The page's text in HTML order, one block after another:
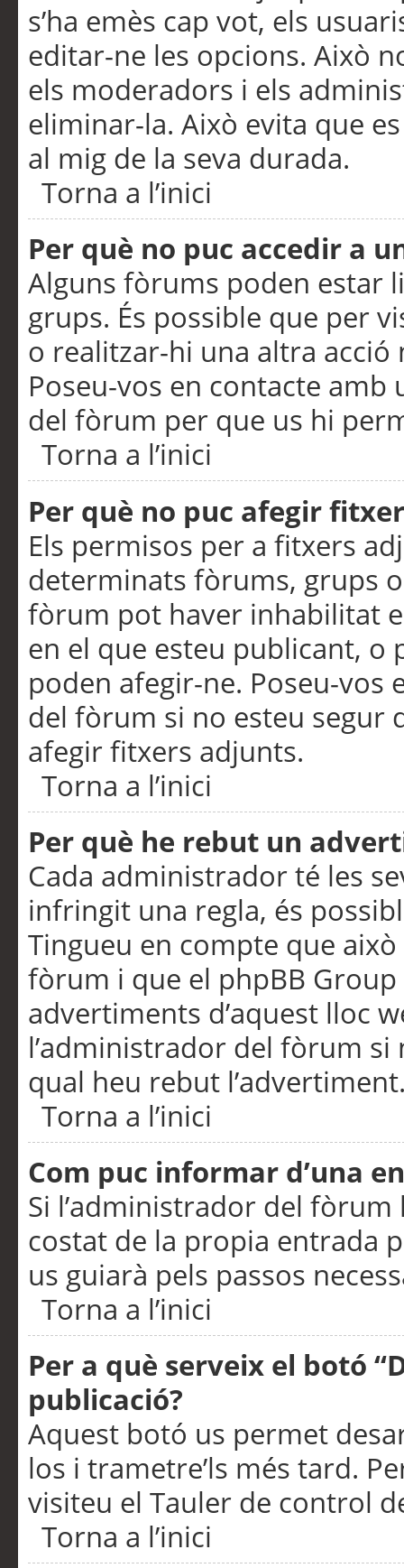
s’ha emès cap vot, els
editar-ne les opcions. Això
els moderadors i els
eliminar-la. Això evita que
al mig de la seva durada.
Torna a l’inici
Per què no puc accedir a
Alguns fòrums poden estar
grups. És possible que per
o realitzar-hi una altra acció
Poseu-vos en contacte
del fòrum per que us hi
Torna a l’inici
Per què no puc afegir
Els permisos per a fitxers
determinats fòrums, grups
fòrum pot haver inhabilitat
en el que esteu publicant,
poden afegir-ne. Poseu-vos
del fòrum si no esteu segur
afegir fitxers adjunts.
Torna a l’inici
Per què he rebut un
Cada administrador té les
infringit una regla, és
Tingueu en compte que
fòrum i que el phpBB
advertiments d’aquest lloc
l’administrador del fòrum
qual heu rebut
Torna a l’inici
Com puc informar d’una
Si l’administrador del
costat de la propia entrada
us guiarà pels passos
Torna a l’inici
Per a què serveix el botó
publicació?
Aquest botó us permet
los i trametre’ls més tard.
visiteu el Tauler de control
Torna a l’inici